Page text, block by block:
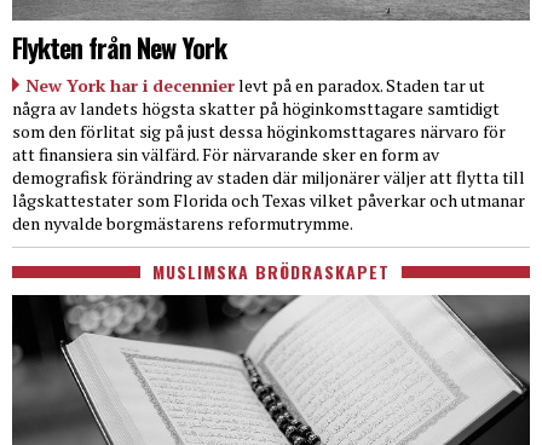
Flykten från New York
New York har i decennierlevt på en paradox. Staden tar ut
några av landets högsta skatter på höginkomsttagare samtidigt
som den förlitat sig på just dessa höginkomsttagares närvaro för
att finansiera sin välfärd. För närvarande sker en form av
demografisk förändring av staden där miljonärer väljer att flytta till
lågskattestater som Florida och Texas vilket påverkar och utmanar
den nyvalde borgmästarens reformutrymme.
MUSLIMSKA BRÖDRASKAPET